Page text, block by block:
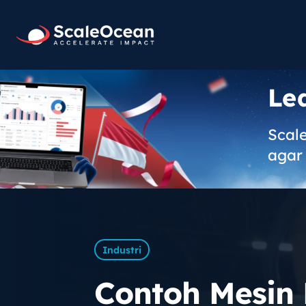
agar
Industri
Contoh